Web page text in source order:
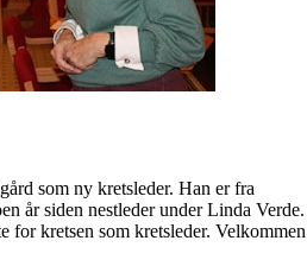
som ny kretsleder. Han er fra
år siden nestleder under Linda Verde.
for kretsen som kretsleder. Velkommen